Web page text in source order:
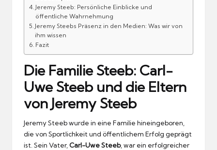
Jeremy Steeb: Persönliche Einblicke und
öffentliche Wahrnehmung
Jeremy Steebs Präsenz in den Medien: Was wir von
ihm wissen
Fazit
Die Familie Steeb: Carl-
Uwe Steeb und die Eltern
von Jeremy Steeb
Jeremy Steeb wurde in eine Familie hineingeboren,
die von Sportlichkeit und öffentlichem Erfolg geprägt
ist. Sein Vater, Carl-Uwe Steeb, war ein erfolgreicher